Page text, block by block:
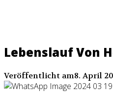
Lebenslauf Von
Veröffentlicht am8. April